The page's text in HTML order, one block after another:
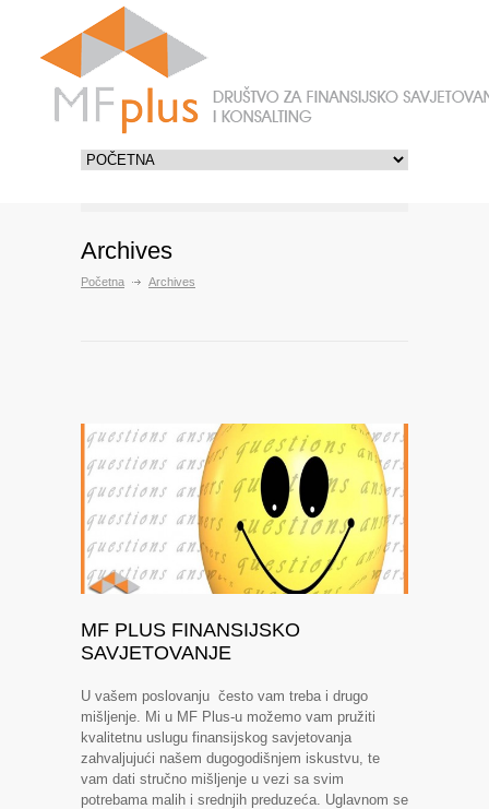
Archives
Početna Archives
MF PLUS FINANSIJSKO
SAVJETOVANJE
U vašem poslovanju često vam treba i drugo
mišljenje. Mi u MF Plus-u možemo vam pružiti
kvalitetnu uslugu finansijskog savjetovanja
zahvaljujući našem dugogodišnjem iskustvu, te
vam dati stručno mišljenje u vezi sa svim
potrebama malih i srednjih preduzeća. Uglavnom se